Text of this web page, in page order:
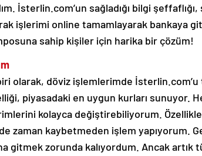
İsterlin.com’un sağladığı bilgi şeffaflığı,
işlerimi online tamamlayarak bankaya
sahip kişiler için harika bir çözüm!
biri olarak, döviz işlemlerimde
piyasadaki en uygun kurları sunuyor.
kolayca değiştirebiliyorum. Özellikle
zaman kaybetmeden işlem yapıyorum.
gitmek zorunda kalıyordum. Ancak artık